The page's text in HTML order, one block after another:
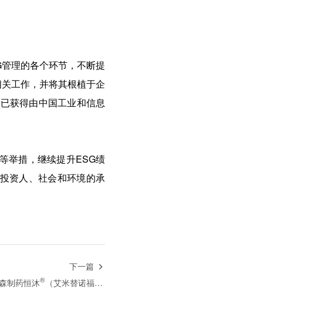
理的各个环节，不断提
工作，并将其根植于企
获得由中国工业和信息
举措，继续提升ESG绩
资人、社会和环境的承
下一篇 
制药恒沐® （艾米替诺福韦片）首张医保处方落地！